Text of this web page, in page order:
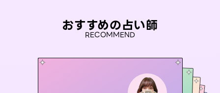
おすすめの占い師
RECOMMEND